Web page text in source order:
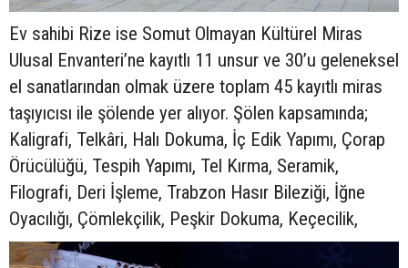
Ev sahibi Rize ise Somut Olmayan Kültürel Miras
Ulusal Envanteri’ne kayıtlı 11 unsur ve 30’u geleneksel
el sanatlarından olmak üzere toplam 45 kayıtlı miras
taşıyıcısı ile şölende yer alıyor. Şölen kapsamında;
Kaligrafi, Telkâri, Halı Dokuma, İç Edik Yapımı, Çorap
Örücülüğü, Tespih Yapımı, Tel Kırma, Seramik,
Filografi, Deri İşleme, Trabzon Hasır Bileziği, İğne
Oyacılığı, Çömlekçilik, Peşkir Dokuma, Keçecilik,